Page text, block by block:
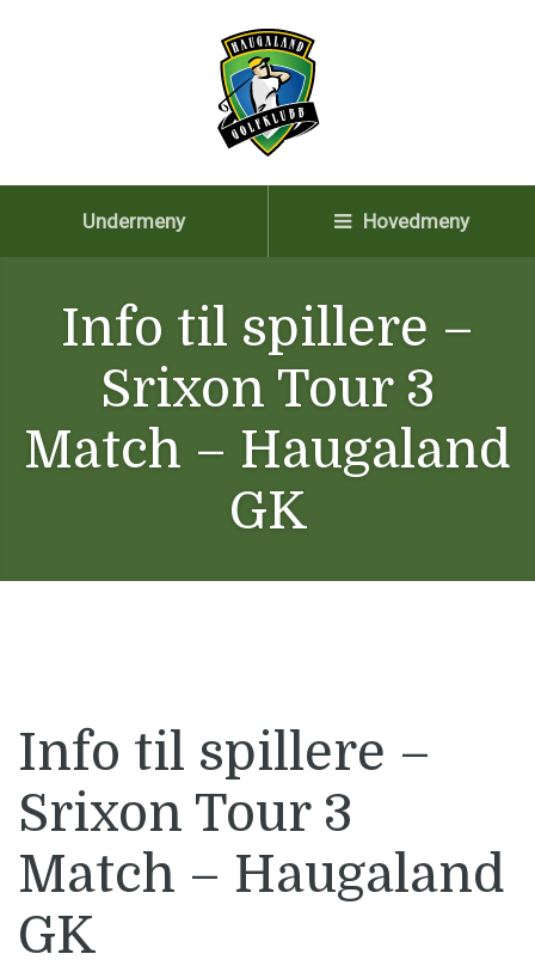
Undermeny Hovedmeny
Info til spillere –
Srixon Tour 3
Match – Haugaland
GK
Info til spillere –
Srixon Tour 3
Match – Haugaland
GK